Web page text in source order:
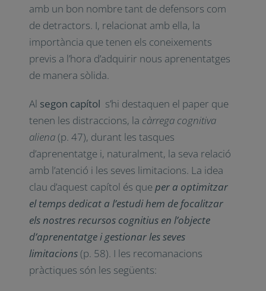
amb un bon nombre tant de defensors com
de detractors. I, relacionat amb ella, la
importància que tenen els coneixements
previs a l’hora d’adquirir nous aprenentatges
de manera sòlida.
Al segon capítol s’hi destaquen el paper que
tenen les distraccions, la càrrega cognitiva
aliena(p. 47), durant les tasques
d’aprenentatge i, naturalment, la seva relació
amb l’atenció i les seves limitacions. La idea
clau d’aquest capítol és queper a optimitzar
el temps dedicat a l’estudi hem de focalitzar
els nostres recursos cognitius en l’objecte
d’aprenentatge i gestionar les seves
limitacions(p. 58). I les recomanacions
pràctiques són les següents: